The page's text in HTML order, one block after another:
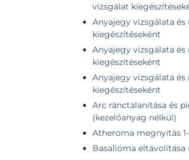
vizsgálat
Anyajegy vizsgálata és
kiegészítéseként
Anyajegy vizsgálata és
kiegészítéseként
Anyajegy vizsgálata és
kiegészítéseként
Arc ránctalanítása és
(kezelőanyag nélkül)
Atheroma megnyitás
Basalióma eltávolítása